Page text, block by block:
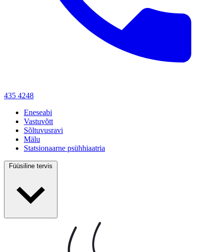
435 4248
Eneseabi
Vastuvõtt
Sõltuvusravi
Mälu
Statsionaarne psühhiaatria
Füüsiline tervis